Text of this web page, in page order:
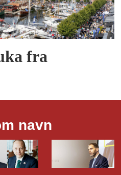
fra
navn